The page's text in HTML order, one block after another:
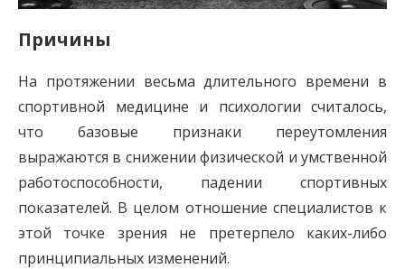
Причины
На протяжении весьма длительного времени в
спортивной медицине и психологии считалось,
что базовые признаки переутомления
выражаются в снижении физической и умственной
работоспособности, падении спортивных
показателей. В целом отношение специалистов к
этой точке зрения не претерпело каких-либо
принципиальных изменений.